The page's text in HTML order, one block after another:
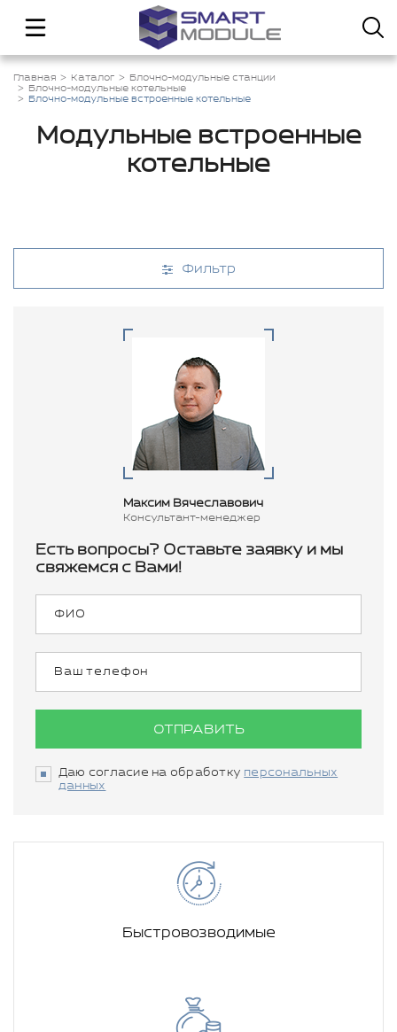
Главная Каталог
Блочно-модульные станции
Блочно-модульные котельные
Блочно-модульные встроенные котельные
Модульные встроенные
котельные
Фильтр
Максим Вячеславович
Консультант-менеджер
Есть вопросы? Оставьте заявку и мы
свяжемся с Вами!
ОТПРАВИТЬ
Даю согласие на обработку персональных
данных
Быстровозводимые